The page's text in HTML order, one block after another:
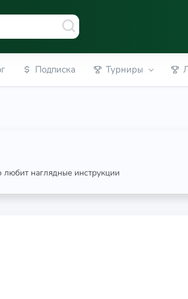
Подписка Турниры
любит наглядные инструкции